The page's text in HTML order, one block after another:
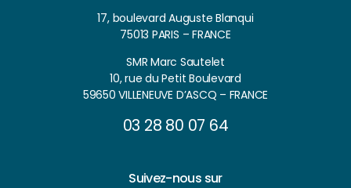
17, boulevard Auguste Blanqui
75013 PARIS – FRANCE
SMR Marc Sautelet
10, rue du Petit Boulevard
59650 VILLENEUVE D’ASCQ – FRANCE
03 28 80 07 64
Suivez-nous sur